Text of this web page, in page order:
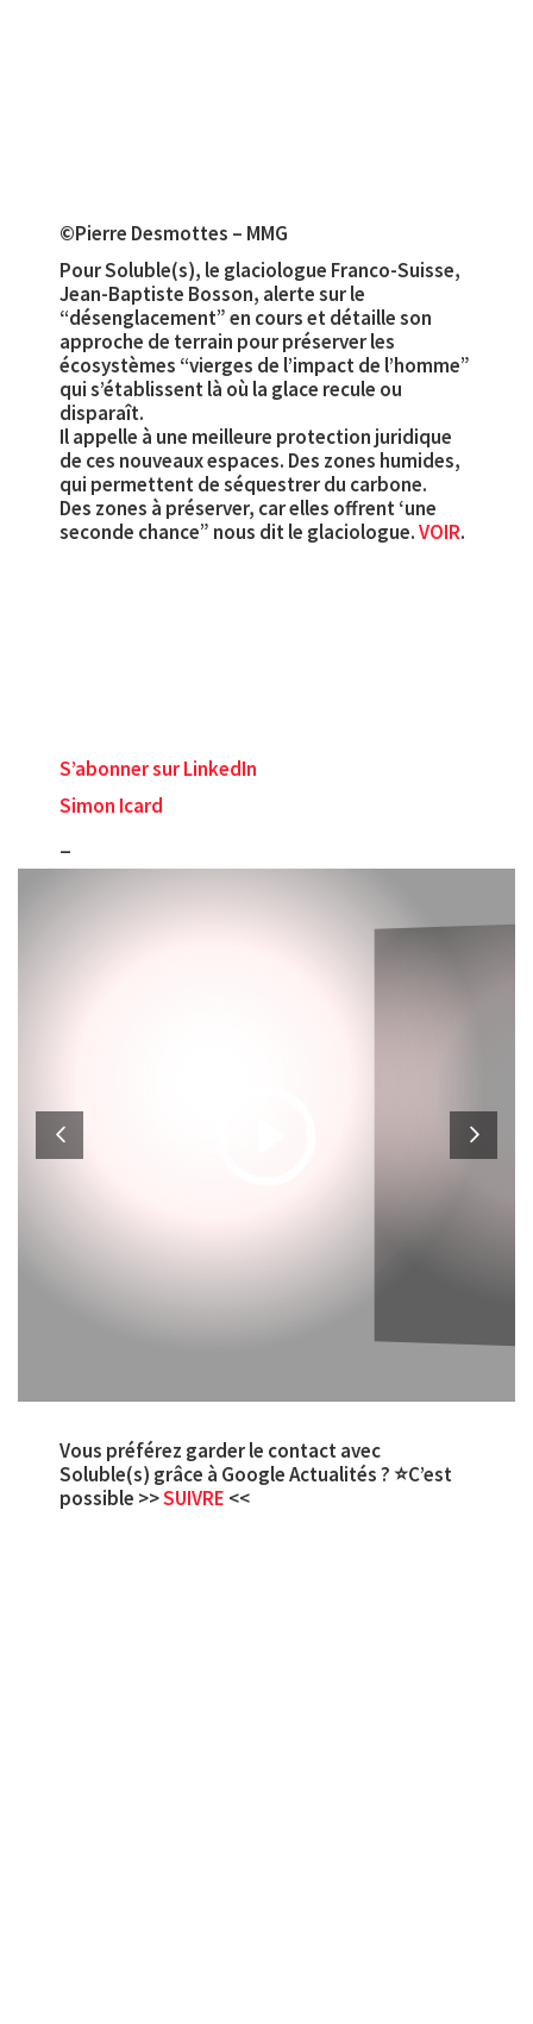
©Pierre Desmottes – MMG
Pour Soluble(s), le glaciologue Franco-Suisse,
Jean-Baptiste Bosson, alerte sur le
“désenglacement” en cours et détaille son
approche de terrain pour préserver les
écosystèmes “vierges de l’impact de l’homme”
qui s’établissent là où la glace recule ou
disparaît.
Il appelle à une meilleure protection juridique
de ces nouveaux espaces. Des zones humides,
qui permettent de séquestrer du carbone.
Des zones à préserver, car elles offrent ‘une
seconde chance” nous dit le glaciologue.VOIR.
S’abonner sur LinkedIn
Simon Icard
Vous préférez garder le contact avec
Soluble(s) grâce à Google Actualités ? ⭐C’est
possible >>SUIVRE <<